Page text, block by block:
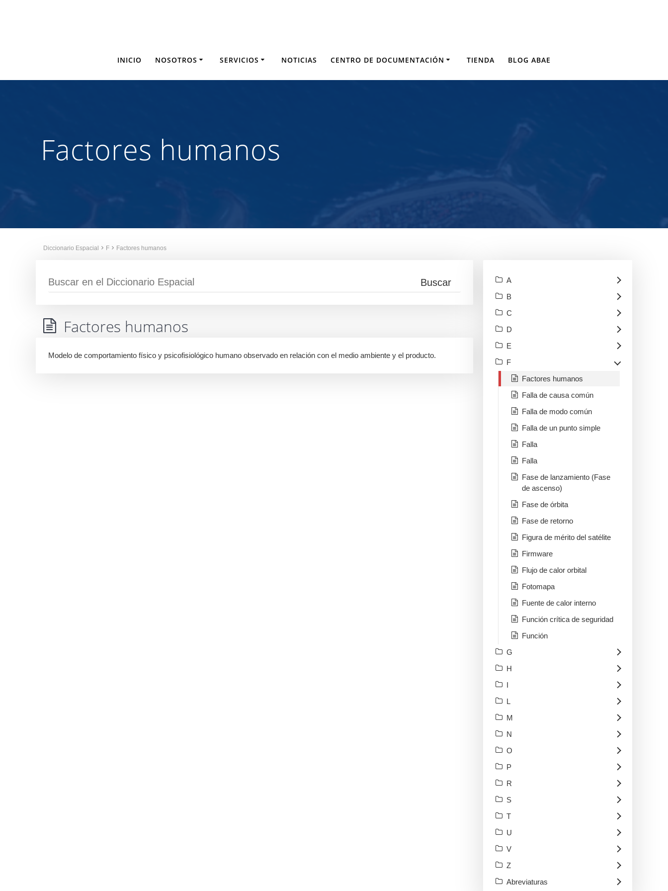
INICIO NOSOTROS SERVICIOS NOTICIAS CENTRO DE DOCUMENTACIÓN TIENDA BLOG ABAE
Factores humanos
Diccionario Espacial F Factores humanos
Factores humanos
Modelo de comportamiento físico y psicofisiológico humano observado en relación con el medio ambiente y el producto.
A
B
C
D
E
F
Factores humanos
Falla de causa común
Falla de modo común
Falla de un punto simple
Falla
Falla
Fase de lanzamiento (Fase
de ascenso)
Fase de órbita
Fase de retorno
Figura de mérito del satélite
Firmware
Flujo de calor orbital
Fotomapa
Fuente de calor interno
Función crítica de seguridad
Función
G
H
I
L
M
N
O
P
R
S
T
U
V
Z
Abreviaturas